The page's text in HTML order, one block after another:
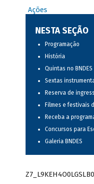
Ações
NESTA SEÇÃO
Programação
História
Quintas no BNDES
Sextas
Reserva de
Filmes e festivais
Receba a
Concursos para
Galeria BNDES